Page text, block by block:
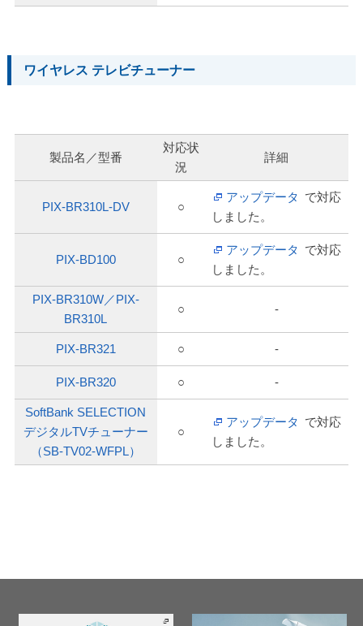
ワイヤレス テレビチューナー
製品名／型番
対応状
況
詳細
PIX-BR310L-DV ○
アップデータ で対応
しました。
PIX-BD100 ○
アップデータ で対応
しました。
PIX-BR310W／PIX-
BR310L
○ -
PIX-BR321 ○ -
PIX-BR320 ○ -
SoftBank SELECTION
デジタルTVチューナー
（SB-TV02-WFPL）
○
アップデータ で対応
しました。